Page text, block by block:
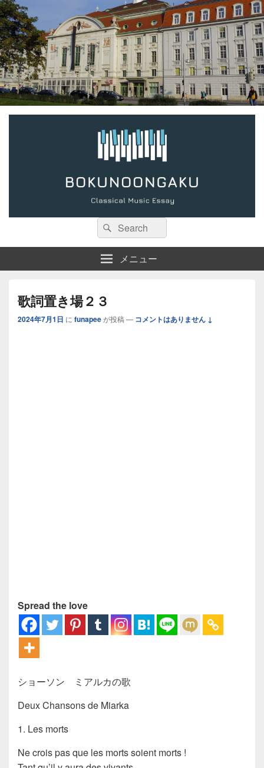
検
索:
検
索
メニュー
歌詞置き場２３
2024年7月1日 に funapeeが投稿 — コメントはありません ↓
Spread the love
ショーソン ミアルカの歌
Deux Chansons de Miarka
1. Les morts
Ne crois pas que les morts soient morts !